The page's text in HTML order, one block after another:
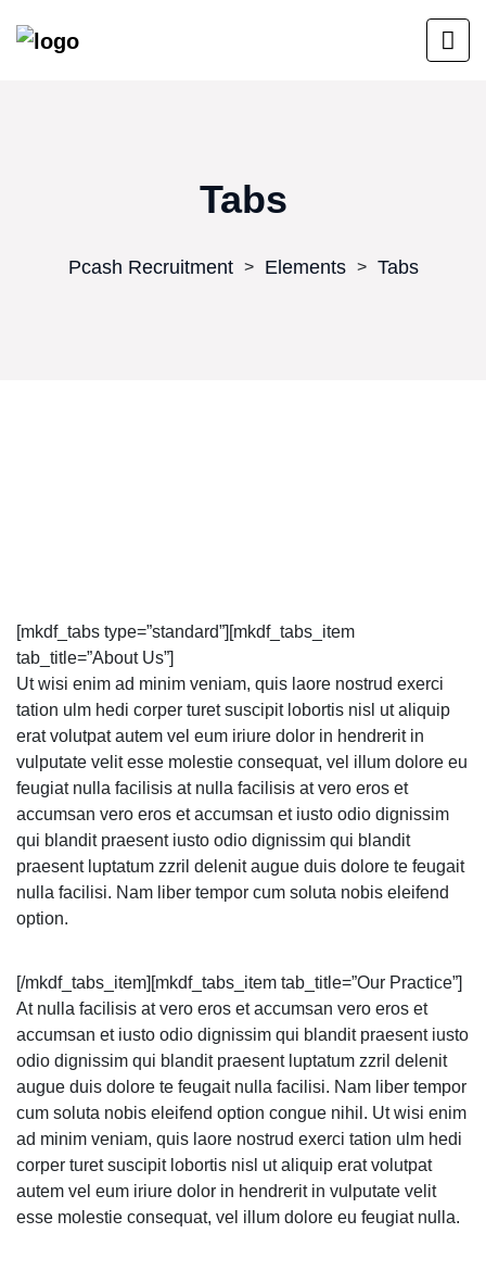
Tabs
Pcash Recruitment > Elements > Tabs
[mkdf_tabs type=”standard”][mkdf_tabs_item
tab_title=”About Us”]
Ut wisi enim ad minim veniam, quis laore nostrud exerci
tation ulm hedi corper turet suscipit lobortis nisl ut aliquip
erat volutpat autem vel eum iriure dolor in hendrerit in
vulputate velit esse molestie consequat, vel illum dolore eu
feugiat nulla facilisis at nulla facilisis at vero eros et
accumsan vero eros et accumsan et iusto odio dignissim
qui blandit praesent iusto odio dignissim qui blandit
praesent luptatum zzril delenit augue duis dolore te feugait
nulla facilisi. Nam liber tempor cum soluta nobis eleifend
option.
[/mkdf_tabs_item][mkdf_tabs_item tab_title=”Our Practice”]
At nulla facilisis at vero eros et accumsan vero eros et
accumsan et iusto odio dignissim qui blandit praesent iusto
odio dignissim qui blandit praesent luptatum zzril delenit
augue duis dolore te feugait nulla facilisi. Nam liber tempor
cum soluta nobis eleifend option congue nihil. Ut wisi enim
ad minim veniam, quis laore nostrud exerci tation ulm hedi
corper turet suscipit lobortis nisl ut aliquip erat volutpat
autem vel eum iriure dolor in hendrerit in vulputate velit
esse molestie consequat, vel illum dolore eu feugiat nulla.